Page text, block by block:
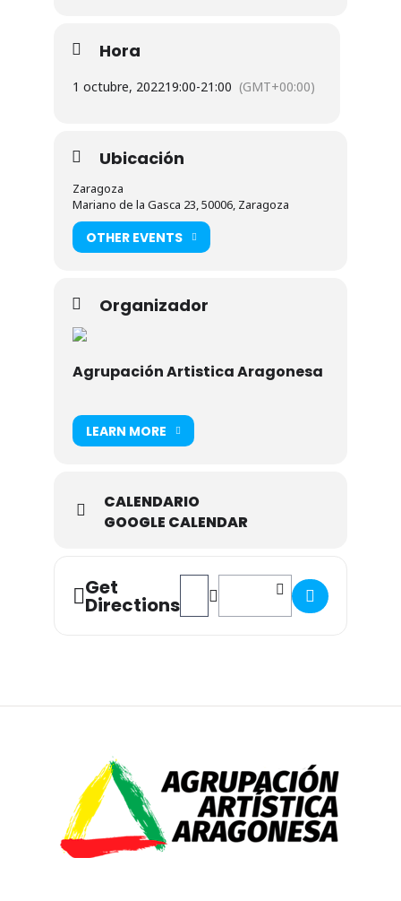
Hora
1 octubre, 202219:00-21:00 (GMT+00:00)
Ubicación
Zaragoza
Mariano de la Gasca 23, 50006, Zaragoza
OTHER EVENTS
Organizador
Agrupación Artistica Aragonesa
LEARN MORE
CALENDARIO
GOOGLE CALENDAR
Get
Directions
Address - "PASEANDO POR EL
Destination Address -